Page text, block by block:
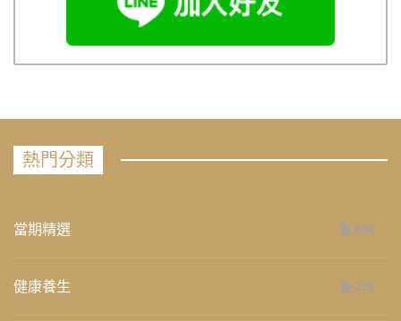
熱門分類
當期精選 658
健康養生 276